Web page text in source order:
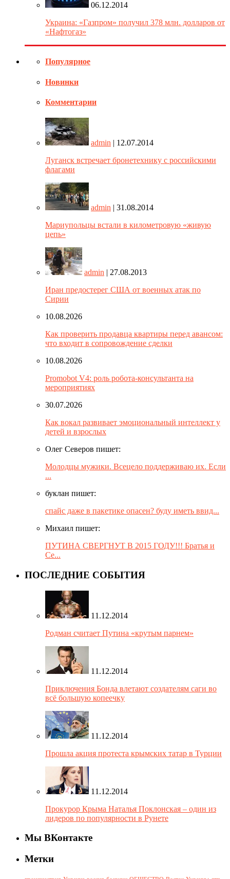
06.12.2014
Украина: «Газпром» получил 378 млн. долларов от
«Нафтогаз»
Популярное
Новинки
Комментарии
admin | 12.07.2014
Луганск встречает бронетехнику с российскими
флагами
admin | 31.08.2014
Мариупольцы встали в километровую «живую
цепь»
admin | 27.08.2013
Иран предостерег США от военных атак по
Сирии
10.08.2026
Как проверить продавца квартиры перед авансом:
что входит в сопровождение сделки
10.08.2026
Promobot V4: роль робота-консультанта на
мероприятиях
30.07.2026
Как вокал развивает эмоциональный интеллект у
детей и взрослых
Олег Северов пишет:
Молодцы мужики. Всецело поддерживаю их. Если
...
буклан пишет:
спайс даже в пакетике опасен? буду иметь ввид...
Михаил пишет:
ПУТИНА СВЕРГНУТ В 2015 ГОДУ!!! Братья и
Се...
ПОСЛЕДНИЕ СОБЫТИЯ
11.12.2014
Родман считает Путина «крутым парнем»
11.12.2014
Приключения Бонда влетают создателям саги во
всё большую копеечку
11.12.2014
Прошла акция протеста крымских татар в Турции
11.12.2014
Прокурор Крыма Наталья Поклонская – один из
лидеров по популярности в Рунете
Мы ВКонтакте
Метки